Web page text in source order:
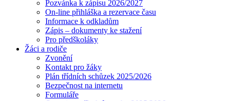
Pozvánka k zápisu 2026/2027
On-line přihláška a rezervace času
Informace k odkladům
Zápis – dokumenty ke stažení
Pro předškoláky
Žáci a rodiče
Zvonění
Kontakt pro žáky
Plán třídních schůzek 2025/2026
Bezpečnost na internetu
Formuláře